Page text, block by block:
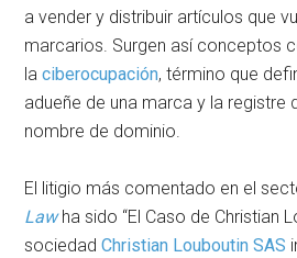
a vender y distribuir artículos que
marcarios. Surgen así conceptos
laciberocupación, término que
adueñe de una marca y la registre
nombre de dominio.
El litigio más comentado en el
Lawha sido “El Caso de Christian
sociedadChristian Louboutin SAS